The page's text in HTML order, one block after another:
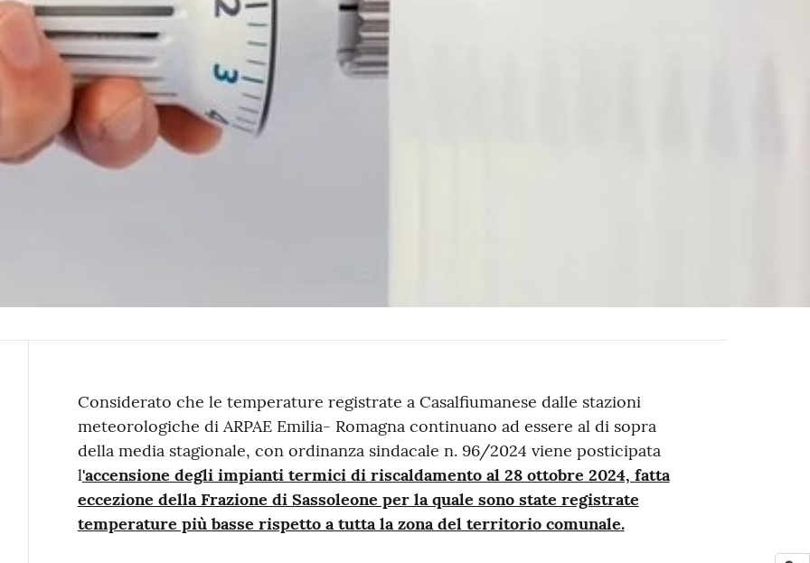
Contenuto
Considerato che le temperature registrate a Casalfiumanese dalle stazioni
meteorologiche di ARPAE Emilia- Romagna continuano ad essere al di sopra
della media stagionale, con ordinanza sindacale n. 96/2024 viene posticipata
l'accensione degli impianti termici di riscaldamento al 28 ottobre 2024, fatta
eccezione della Frazione di Sassoleone per la quale sono state registrate
temperature più basse rispetto a tutta la zona del territorio comunale.